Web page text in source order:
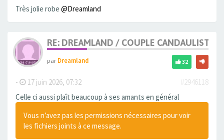
Très jolie robe @Dreamland
RE: DREAMLAND / COUPLE CANDAULISTE
parDreamland 32
- 17 juin 2026, 07:32
#2946118
Celle ci aussi plaît beaucoup à ses amants en général
Vous n’avez pas les permissions nécessaires pour voir
les fichiers joints à ce message.